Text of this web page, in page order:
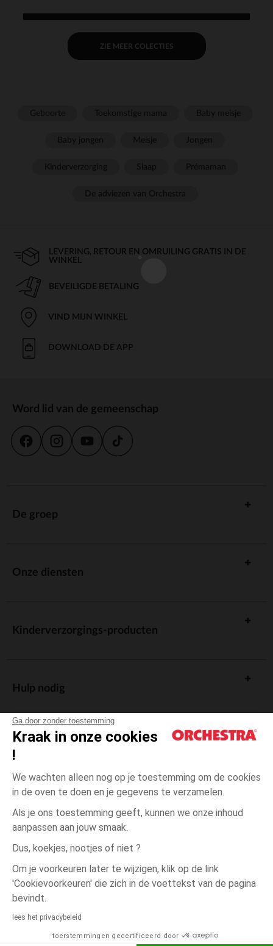
Ga door zonder toestemming
Kraak in onze cookies
!
We wachten alleen nog op je toestemming om de cookies
in de oven te doen en je gegevens te verzamelen.
Als je ons toestemming geeft, kunnen we onze inhoud
aanpassen aan jouw smaak.
Dus, koekjes, nootjes of niet ?
Om je voorkeuren later te wijzigen, klik op de link
'Cookievoorkeuren' die zich in de voettekst van de pagina
bevindt.
lees het privacybeleid
toerstemmingen gecertificeerd door
ZIE MEER COLECTIES
LEVERING, RETOUR EN OMRUILING GRATIS IN DE
WINKEL
BEVEILIGDE BETALING
VIND MIJN WINKEL
DOWNLOAD DE APP
Word lid van de gemeenschap
De groep
Onze diensten
Kinderverzorgings-producten
Hulp nodig
Algemene verkoopsvoorwaarden
Wettelijke bepalingen
*Commerciële aanbiedingen
Persoonsgegevens
Orchestra houdt zich aan de deontologische code van de Franse Federatie
van de elektronische handel en de verkoop op afstand (FEVAD) en aan het